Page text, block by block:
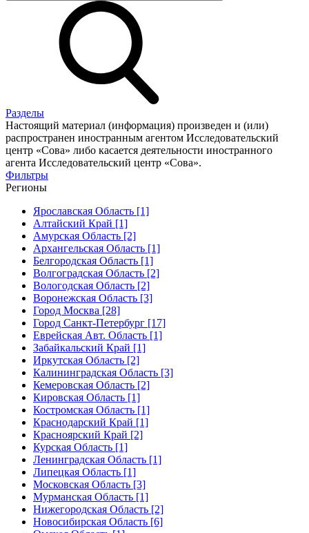
Разделы
Настоящий материал (информация) произведен и (или)
распространен иностранным агентом Исследовательский
центр «Сова» либо касается деятельности иностранного
агента Исследовательский центр «Сова».
Фильтры
Регионы
Ярославская Область [1]
Алтайский Край [1]
Амурская Область [2]
Архангельская Область [1]
Белгородская Область [1]
Волгоградская Область [2]
Вологодская Область [2]
Воронежская Область [3]
Город Москва [28]
Город Санкт-Петербург [17]
Еврейская Авт. Область [1]
Забайкальский Край [1]
Иркутская Область [2]
Калининградская Область [3]
Кемеровская Область [2]
Кировская Область [1]
Костромская Область [1]
Краснодарский Край [1]
Красноярский Край [2]
Курская Область [1]
Ленинградская Область [1]
Липецкая Область [1]
Московская Область [3]
Мурманская Область [1]
Нижегородская Область [2]
Новосибирская Область [6]